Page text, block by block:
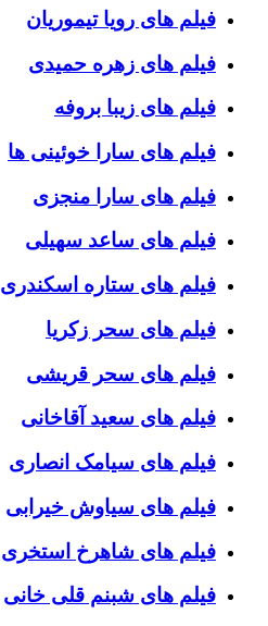
فیلم های رویا تیموریان
فیلم های زهره حمیدی
فیلم های زیبا بروفه
فیلم های سارا خوئینی ها
فیلم های سارا منجزی
فیلم های ساعد سهیلی
فیلم های ستاره اسکندری
فیلم های سحر زکریا
فیلم های سحر قریشی
فیلم های سعید آقاخانی
فیلم های سیامک انصاری
فیلم های سیاوش خیرابی
فیلم های شاهرخ استخری
فیلم های شبنم قلی خانی